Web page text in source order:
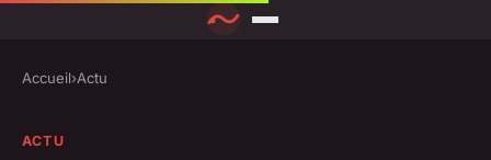
Accueil›Actu
ACTU